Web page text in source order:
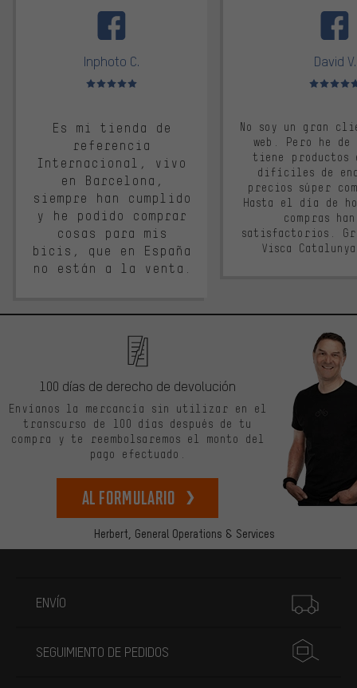
Inphoto C.
Valoración media: 5 de 5
Es mi tienda de
referencia
Internacional, vivo
en Barcelona,
siempre han cumplido
y he podido comprar
cosas para mis
bicis, que en España
no están a la venta.
David V.
Valoración
No soy un gran
web. Pero he
tiene productos
difíciles de
precios súper
Hasta el día de
compras
satisfactorios.
Visca
Herbert, General Operations & Services
100 días de derecho de devolución
Envíanos la mercancía sin utilizar en el
transcurso de 100 días después de tu
compra y te reembolsaremos el monto del
pago efectuado.
Al formulario
ENVÍO
SEGUIMIENTO DE PEDIDOS